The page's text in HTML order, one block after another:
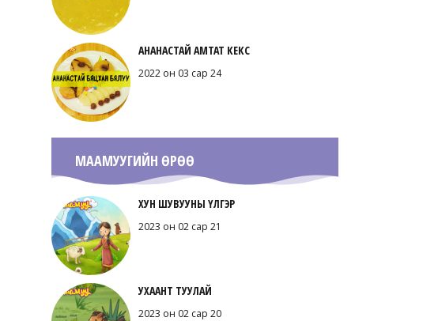
АНАНАСТАЙ АМТАТ КЕКС
2022 он 03 сар 24
МААМУУГИЙН ӨРӨӨ
ХУН ШУВУУНЫ ҮЛГЭР
2023 он 02 сар 21
УХААНТ ТУУЛАЙ
2023 он 02 сар 20